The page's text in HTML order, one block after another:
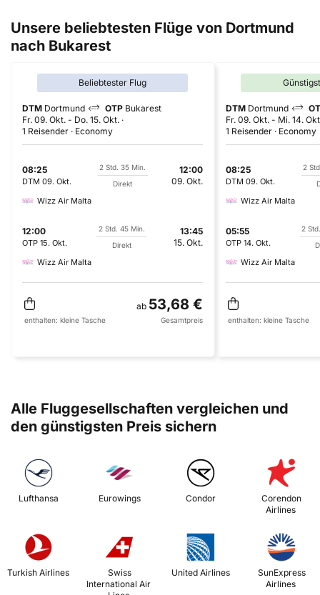
Unsere beliebtesten Flüge von Dortmund
nach Bukarest
Beliebtester Flug
DTM Dortmund OTP Bukarest
Fr. 09. Okt. - Do. 15. Okt.
1 Reisender
Economy
08:25
DTM 09. Okt.
2 Std. 35 Min.
Direkt
12:00
09. Okt.
Wizz Air Malta
12:00
OTP 15. Okt.
2 Std. 45 Min.
Direkt
13:45
15. Okt.
Wizz Air Malta
ab 53,68 €
enthalten: kleine Tasche Gesamtpreis
DTM Dortmund
Fr. 09. Okt. - Mi. 14.
1 Reisender
Economy
08:25
DTM 09. Okt.
2
Wizz Air Malta
05:55
OTP 14. Okt.
2
Wizz Air Malta
enthalten: kleine Tasche
Alle Fluggesellschaften vergleichen und
den günstigsten Preis sichern
Lufthansa Eurowings Condor
Corendon
Airlines
Turkish Airlines
International Air
United Airlines
Airlines